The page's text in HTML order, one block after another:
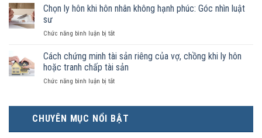
được
công
là
hôn
đăng
hôn
tài
sản
như
nào?
phải
điều
kinh
tế
hơn
trực
tiếp
nuôi
Chọn ly hôn khi hôn nhân không hạnh phúc: Góc nhìn luật
sư
Chức năng bình luận bị tắtở
ly
hôn
khi
hôn
hạnh
phúc:
Góc
Cách chứng minh tài sản riêng của vợ, chồng khi ly hôn
hoặc tranh chấp tài sản
Chức năng bình luận bị tắtở
tài
sản
CHUYÊN MỤC NỔI BẬT